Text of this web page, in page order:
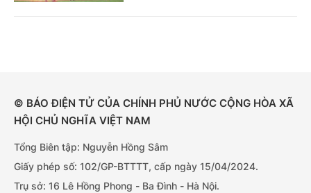
© BÁO ĐIỆN TỬ CỦA CHÍNH PHỦ NƯỚC CỘNG HÒA XÃ
HỘI CHỦ NGHĨA VIỆT NAM
Tổng Biên tập: Nguyễn Hồng Sâm
Giấy phép số: 102/GP-BTTTT, cấp ngày 15/04/2024.
Trụ sở: 16 Lê Hồng Phong - Ba Đình - Hà Nội.